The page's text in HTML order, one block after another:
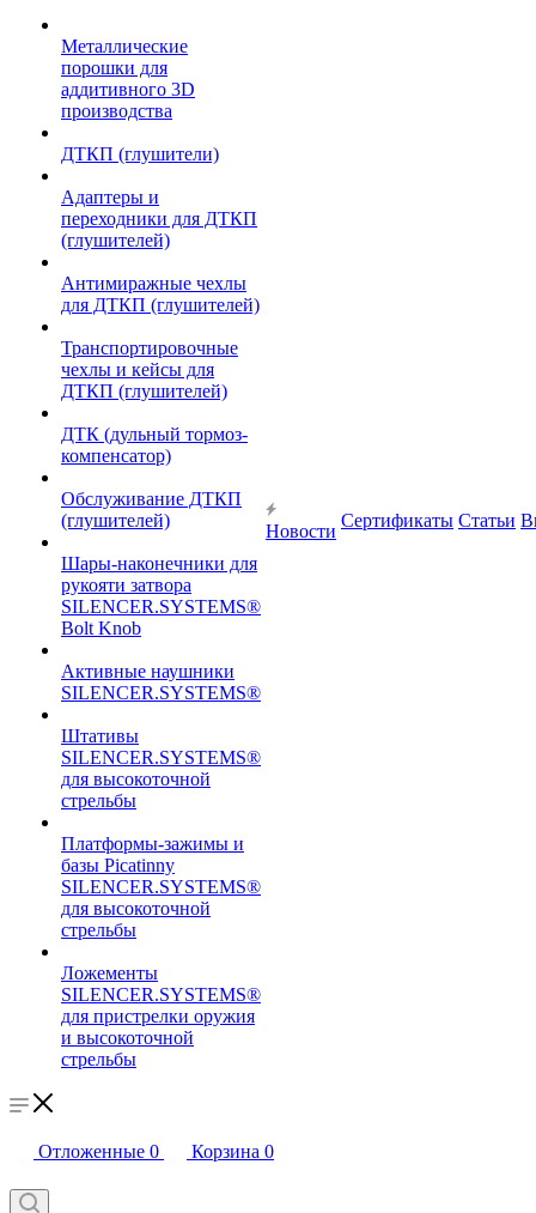
Металлические
порошки для
аддитивного 3D
производства
ДТКП (глушители)
Адаптеры и
переходники для ДТКП
(глушителей)
Антимиражные чехлы
для ДТКП (глушителей)
Транспортировочные
чехлы и кейсы для
ДТКП (глушителей)
ДТК (дульный тормоз-
компенсатор)
Обслуживание ДТКП
(глушителей)
Шары-наконечники для
рукояти затвора
SILENCER.SYSTEMS®
Bolt Knob
Активные наушники
SILENCER.SYSTEMS®
Штативы
SILENCER.SYSTEMS®
для высокоточной
стрельбы
Платформы-зажимы и
базы Picatinny
SILENCER.SYSTEMS®
для высокоточной
стрельбы
Ложементы
SILENCER.SYSTEMS®
для пристрелки оружия
и высокоточной
стрельбы
Новости
Сертификаты Статьи
Отложенные 0 Корзина 0